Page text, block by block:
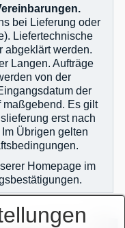
bei Lieferung oder
Liefertechnische
abgeklärt werden.
Langen. Aufträge
von der
der
maßgebend. Es gilt
erst nach
Übrigen gelten
Homepage im